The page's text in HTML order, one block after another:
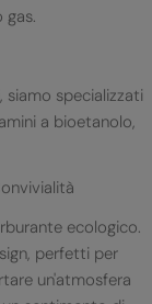
gas.
siamo specializzati
a bioetanolo,
ecologico.
perfetti per
un'atmosfera